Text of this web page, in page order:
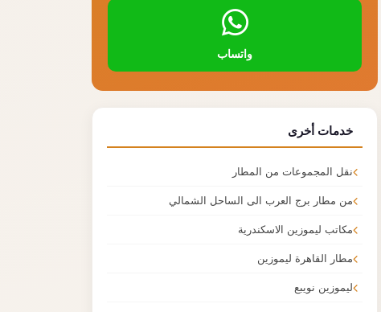
واتساب
خدمات أخرى
نقل المجموعات من المطار
من مطار برج العرب الى الساحل الشمالي
مكاتب ليموزين الاسكندرية
مطار القاهرة ليموزين
ليموزين نويبع